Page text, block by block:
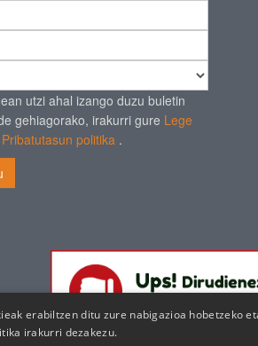
utzi ahal izango duzu buletin
gehiagorako, irakurri gure Lege
Pribatutasun politika .
erabiltzen ditu zure nabigazioa hobetzeko
irakurri dezakezu.